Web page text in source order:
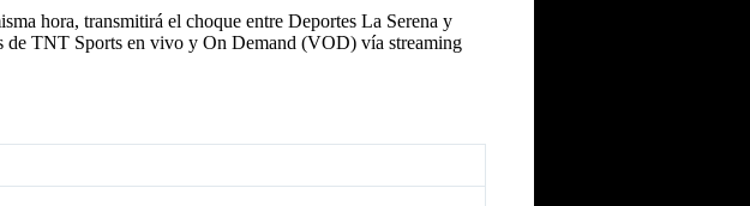
hora, transmitirá el choque entre Deportes La Serena y
de TNT Sports en vivo y On Demand (VOD) vía streaming